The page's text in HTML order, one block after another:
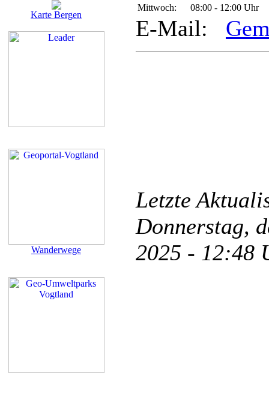
Karte Bergen
Wanderwege
Mittwoch:
08:00 - 12:00 Uhr
E-Mail:
Letzte
Donnerstag,
2025 -